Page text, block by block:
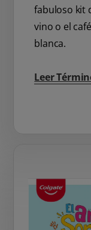
fabuloso kit
vino o el
blanca.
Leer